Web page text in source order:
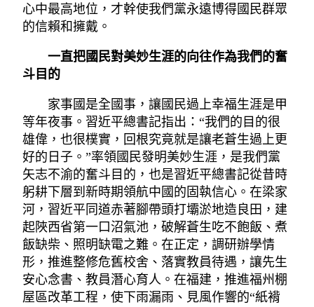
心中最高地位，才幹使我們黨永遠博得國民群眾
的信賴和擁戴。
一直把國民對美妙生涯的向往作為我們的奮
斗目的
家事國是全國事，讓國民過上幸福生涯是甲
等年夜事。習近平總書記指出：“我們的目的很
雄偉，也很樸實，回根究竟就是讓老蒼生過上更
好的日子。”率領國民發明美妙生涯，是我們黨
矢志不渝的奮斗目的，也是習近平總書記從昔時
躬耕下層到新時期領航中國的固執信心。在梁家
河，習近平同道赤著腳帶頭打壩淤地造良田，建
起陜西省第一口沼氣池，破解蒼生吃不飽飯、煮
飯缺柴、照明缺電之難。在正定，調研辦學情
形，推進整修危舊校舍、落實教員待遇，讓先生
安心念書、教員潛心育人。在福建，推進福州棚
屋區改革工程，使下雨漏雨、見風作響的“紙褙